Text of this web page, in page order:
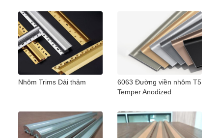
Nhôm Trims Dải thảm
6063 Đường viền nhôm T5
Temper Anodized